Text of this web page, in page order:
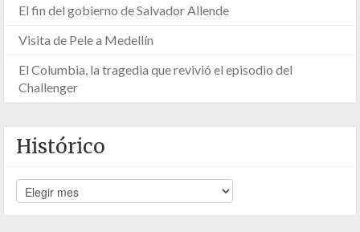
El fin del gobierno de Salvador Allende
Visita de Pele a Medellín
El Columbia, la tragedia que revivió el episodio del
Challenger
Histórico